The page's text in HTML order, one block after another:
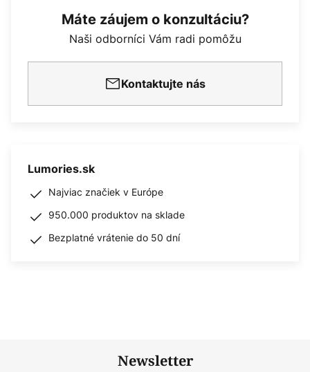
Máte záujem o konzultáciu?
Naši odborníci Vám radi pomôžu
Kontaktujte nás
Lumories.sk
Najviac značiek v Európe
950.000 produktov na sklade
Bezplatné vrátenie do 50 dní
Newsletter